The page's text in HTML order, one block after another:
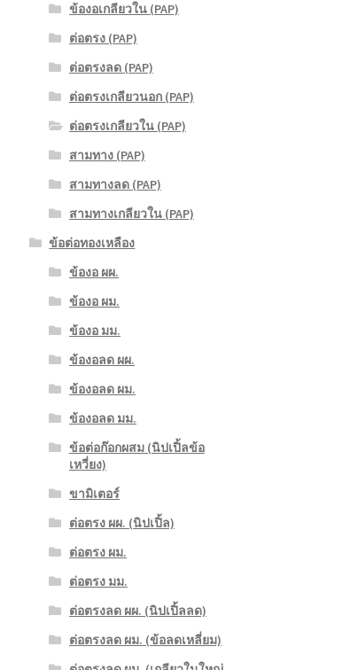
ข้องอเกลียวใน (PAP)
ต่อตรง (PAP)
ต่อตรงลด (PAP)
ต่อตรงเกลียวนอก (PAP)
ต่อตรงเกลียวใน (PAP)
สามทาง (PAP)
สามทางลด (PAP)
สามทางเกลียวใน (PAP)
ข้อต่อทองเหลือง
ข้องอ ผผ.
ข้องอ ผม.
ข้องอ มม.
ข้องอลด ผผ.
ข้องอลด ผม.
ข้องอลด มม.
ข้อต่อก๊อกผสม (นิปเปิ้ลข้อ
เหวี่ยง)
ขามิเตอร์
ต่อตรง ผผ. (นิปเปิ้ล)
ต่อตรง ผม.
ต่อตรง มม.
ต่อตรงลด ผผ. (นิปเปิ้ลลด)
ต่อตรงลด ผม. (ข้อลดเหลี่ยม)